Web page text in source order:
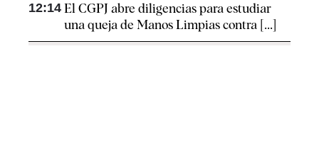
12:14 El CGPJ abre diligencias para estudiar
una queja de Manos Limpias contra [...]